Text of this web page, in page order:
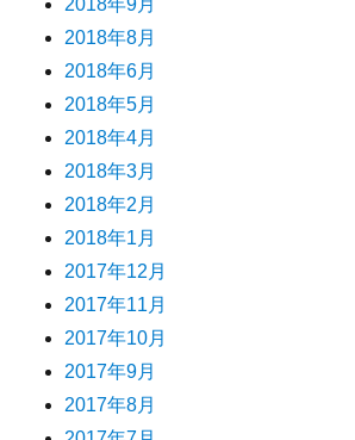
2018年9月
2018年8月
2018年6月
2018年5月
2018年4月
2018年3月
2018年2月
2018年1月
2017年12月
2017年11月
2017年10月
2017年9月
2017年8月